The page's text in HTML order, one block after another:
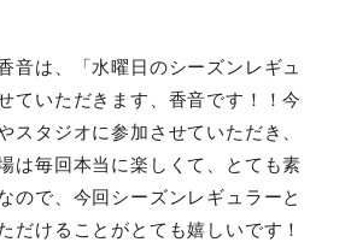
音は、「水曜日のシーズンレギュ
ていただきます、香音です！！今
スタジオに参加させていただき、
は毎回本当に楽しくて、とても素
ので、今回シーズンレギュラーと
だけることがとても嬉しいです！